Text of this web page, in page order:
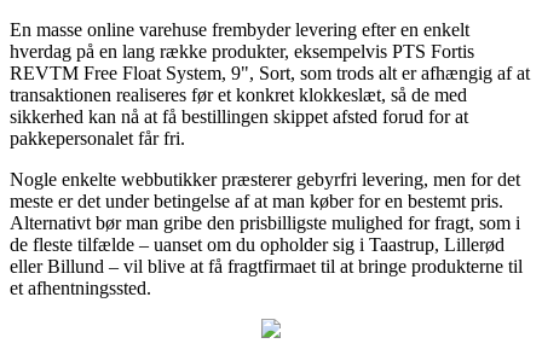
En masse online varehuse frembyder levering efter en enkelt
hverdag på en lang række produkter, eksempelvis PTS Fortis
REVTM Free Float System, 9", Sort, som trods alt er afhængig af at
transaktionen realiseres før et konkret klokkeslæt, så de med
sikkerhed kan nå at få bestillingen skippet afsted forud for at
pakkepersonalet får fri.
Nogle enkelte webbutikker præsterer gebyrfri levering, men for det
meste er det under betingelse af at man køber for en bestemt pris.
Alternativt bør man gribe den prisbilligste mulighed for fragt, som i
de fleste tilfælde – uanset om du opholder sig i Taastrup, Lillerød
eller Billund – vil blive at få fragtfirmaet til at bringe produkterne til
et afhentningssted.